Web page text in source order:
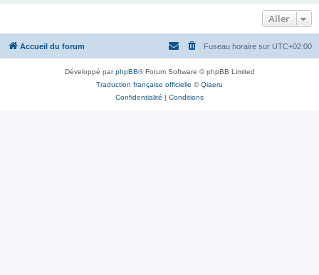
Aller
Accueil du forum Fuseau horaire sur UTC+02:00
Développé parphpBB® Forum Software © phpBB Limited
Traduction française officielle ©Qiaeru
Confidentialité | Conditions